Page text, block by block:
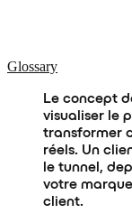
Glossary
Le concept
visualiser le
transformer
réels. Un
le tunnel,
votre
client.